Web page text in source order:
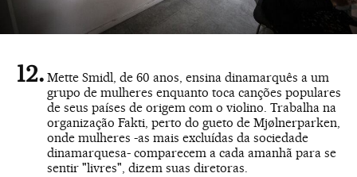
Mette Smidl, de 60 anos, ensina dinamarquês a um
grupo de mulheres enquanto toca canções populares
de seus países de origem com o violino. Trabalha na
organização Fakti, perto do gueto de Mjølnerparken,
onde mulheres -as mais excluídas da sociedade
dinamarquesa- comparecem a cada amanhã para se
sentir "livres", dizem suas diretoras.